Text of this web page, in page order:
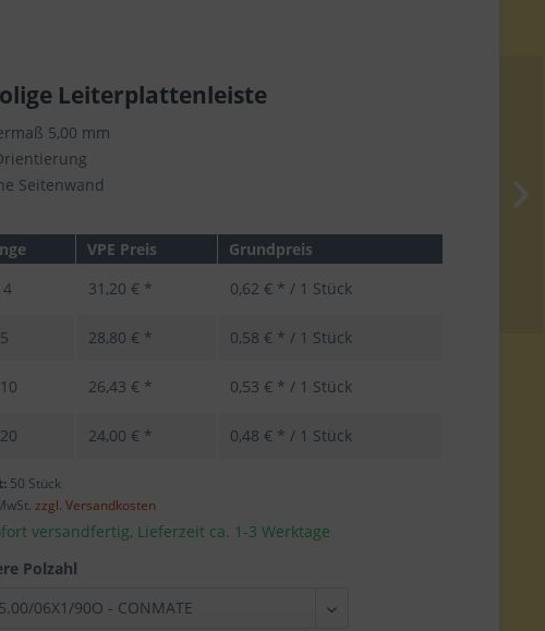
Leiterplattenleiste
5,00 mm
Seitenwand
VPE Preis
Grundpreis
4 31,20 € * 0,62 € * / 1 Stück
5 28,80 € * 0,58 € * / 1 Stück
10 26,43 € * 0,53 € * / 1 Stück
20 24,00 € * 0,48 € * / 1 Stück
50 Stück
zzgl. Versandkosten
versandfertig, Lieferzeit ca. 1-3 Werktage
Polzahl